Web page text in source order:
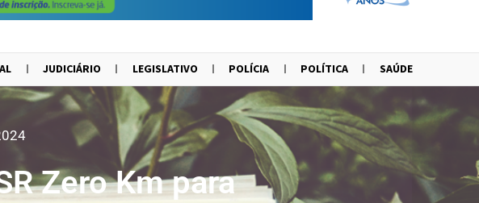
JUDICIÁRIO LEGISLATIVO POLÍCIA POLÍTICA SAÚDE
Zero Km para